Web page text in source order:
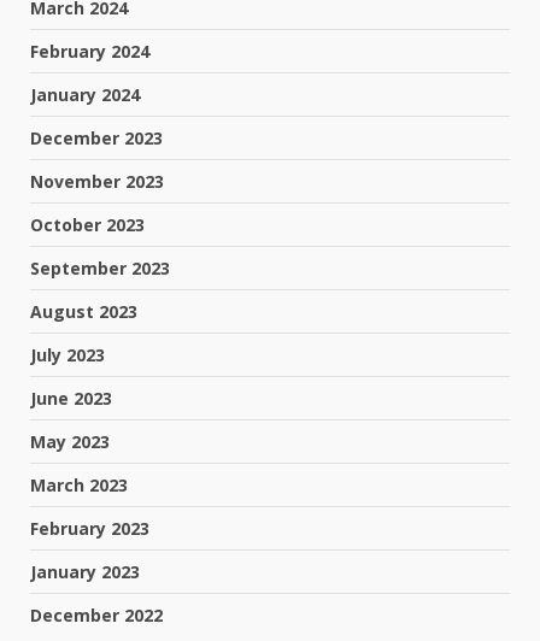
March 2024
February 2024
January 2024
December 2023
November 2023
October 2023
September 2023
August 2023
July 2023
June 2023
May 2023
March 2023
February 2023
January 2023
December 2022